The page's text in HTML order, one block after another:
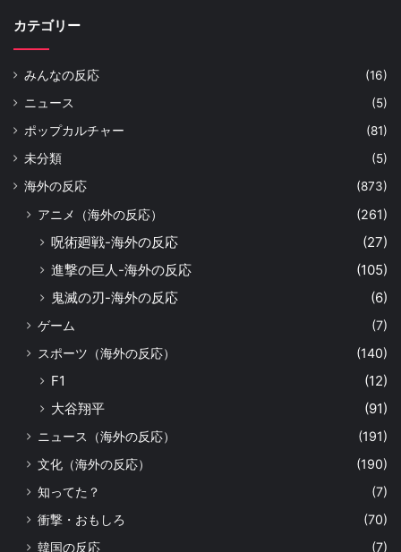
カテゴリー
みんなの反応
(16)
ニュース
(5)
ポップカルチャー
(81)
未分類
(5)
海外の反応
(873)
アニメ（海外の反応） (261)
呪術廻戦-海外の反応
(27)
進撃の巨人-海外の反応
(105)
鬼滅の刃-海外の反応
(6)
ゲーム
(7)
スポーツ（海外の反応）
(140)
F1
(12)
大谷翔平
(91)
ニュース（海外の反応）
(191)
文化（海外の反応）
(190)
知ってた？
(7)
衝撃・おもしろ
(70)
韓国の反応
(7)